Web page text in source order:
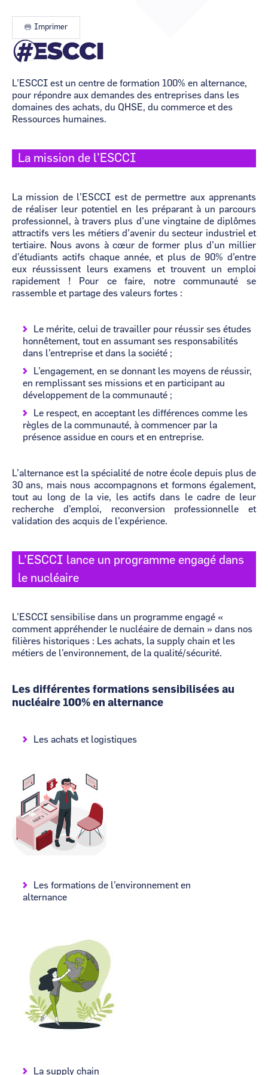
Occitanie
CCI Business
Pays de la Loire
Occitanie
CCI Business
Pays de la Loire
Imprimer
Image
L’ESCCI est un centre de formation 100% en alternance,
pour répondre aux demandes des entreprises dans les
domaines des achats, du QHSE, du commerce et des
Ressources humaines.
La mission de l’ESCCI
La mission de l’ESCCI est de permettre aux apprenants
de réaliser leur potentiel en les préparant à un parcours
professionnel, à travers plus d’une vingtaine de diplômes
attractifs vers les métiers d’avenir du secteur industriel et
tertiaire. Nous avons à cœur de former plus d’un millier
d’étudiants actifs chaque année, et plus de 90% d’entre
eux réussissent leurs examens et trouvent un emploi
rapidement ! Pour ce faire, notre communauté se
rassemble et partage des valeurs fortes :
Le mérite, celui de travailler pour réussir ses études
honnêtement, tout en assumant ses responsabilités
dans l’entreprise et dans la société ;
L’engagement, en se donnant les moyens de réussir,
en remplissant ses missions et en participant au
développement de la communauté ;
Le respect, en acceptant les différences comme les
règles de la communauté, à commencer par la
présence assidue en cours et en entreprise.
L’alternance est la spécialité de notre école depuis plus de
30 ans, mais nous accompagnons et formons également,
tout au long de la vie, les actifs dans le cadre de leur
recherche d’emploi, reconversion professionnelle et
validation des acquis de l’expérience.
L’ESCCI lance un programme engagé dans
le nucléaire
L’ESCCI sensibilise dans un programme engagé «
comment appréhender le nucléaire de demain » dans nos
filières historiques : Les achats, la supply chain et les
métiers de l’environnement, de la qualité/sécurité.
Les différentes formations sensibilisées au
nucléaire 100% en alternance
Les achats et logistiques
Image
Les formations de l’environnement en
alternance
La supply chain